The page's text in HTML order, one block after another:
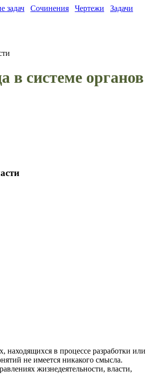
задач Сочинения Чертежи
Задачи
в системе органов
в процессе разработки или
не имеется никакого смысла.
жизнедеятельности, власти,